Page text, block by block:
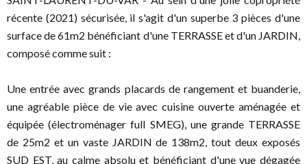
récente (2021) sécurisée, il s'agit d'un superbe 3 pièces d'une
surface de 61m2 bénéficiant d'une TERRASSE et d'un JARDIN,
composé comme suit :
Une entrée avec grands placards de rangement et buanderie,
une agréable pièce de vie avec cuisine ouverte aménagée et
équipée (électroménager full SMEG), une grande TERRASSE
de 25m2 et un vaste JARDIN de 138m2, tout deux exposés
SUD EST, au calme absolu et bénéficiant d'une vue dégagée